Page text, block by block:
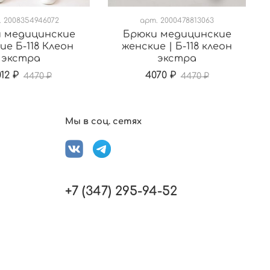
2008354946072
медицинские
Б-118 Клеон
экстра
₽ 4470 ₽
арт. 2000478813063
Брюки медицинские
женские | Б-118 клеон
экстра
4070 ₽ 4470 ₽
Мы в соц. сетях
+7 (347) 295-94-52